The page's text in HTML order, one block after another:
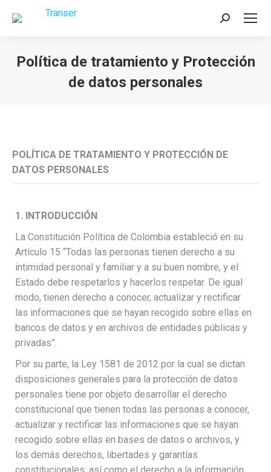
Buscar:
Política de tratamiento y Protección
de datos personales
POLÍTICA DE TRATAMIENTO Y PROTECCIÓN DE
DATOS PERSONALES
1. INTRODUCCIÓN
La Constitución Política de Colombia estableció en su
Artículo 15 “Todas las personas tienen derecho a su
intimidad personal y familiar y a su buen nombre, y el
Estado debe respetarlos y hacerlos respetar. De igual
modo, tienen derecho a conocer, actualizar y rectificar
las informaciones que se hayan recogido sobre ellas en
bancos de datos y en archivos de entidades públicas y
privadas”.
Por su parte, la Ley 1581 de 2012 por la cual se dictan
disposiciones generales para la protección de datos
personales tiene por objeto desarrollar el derecho
constitucional que tienen todas las personas a conocer,
actualizar y rectificar las informaciones que se hayan
recogido sobre ellas en bases de datos o archivos, y
los demás derechos, libertades y garantías